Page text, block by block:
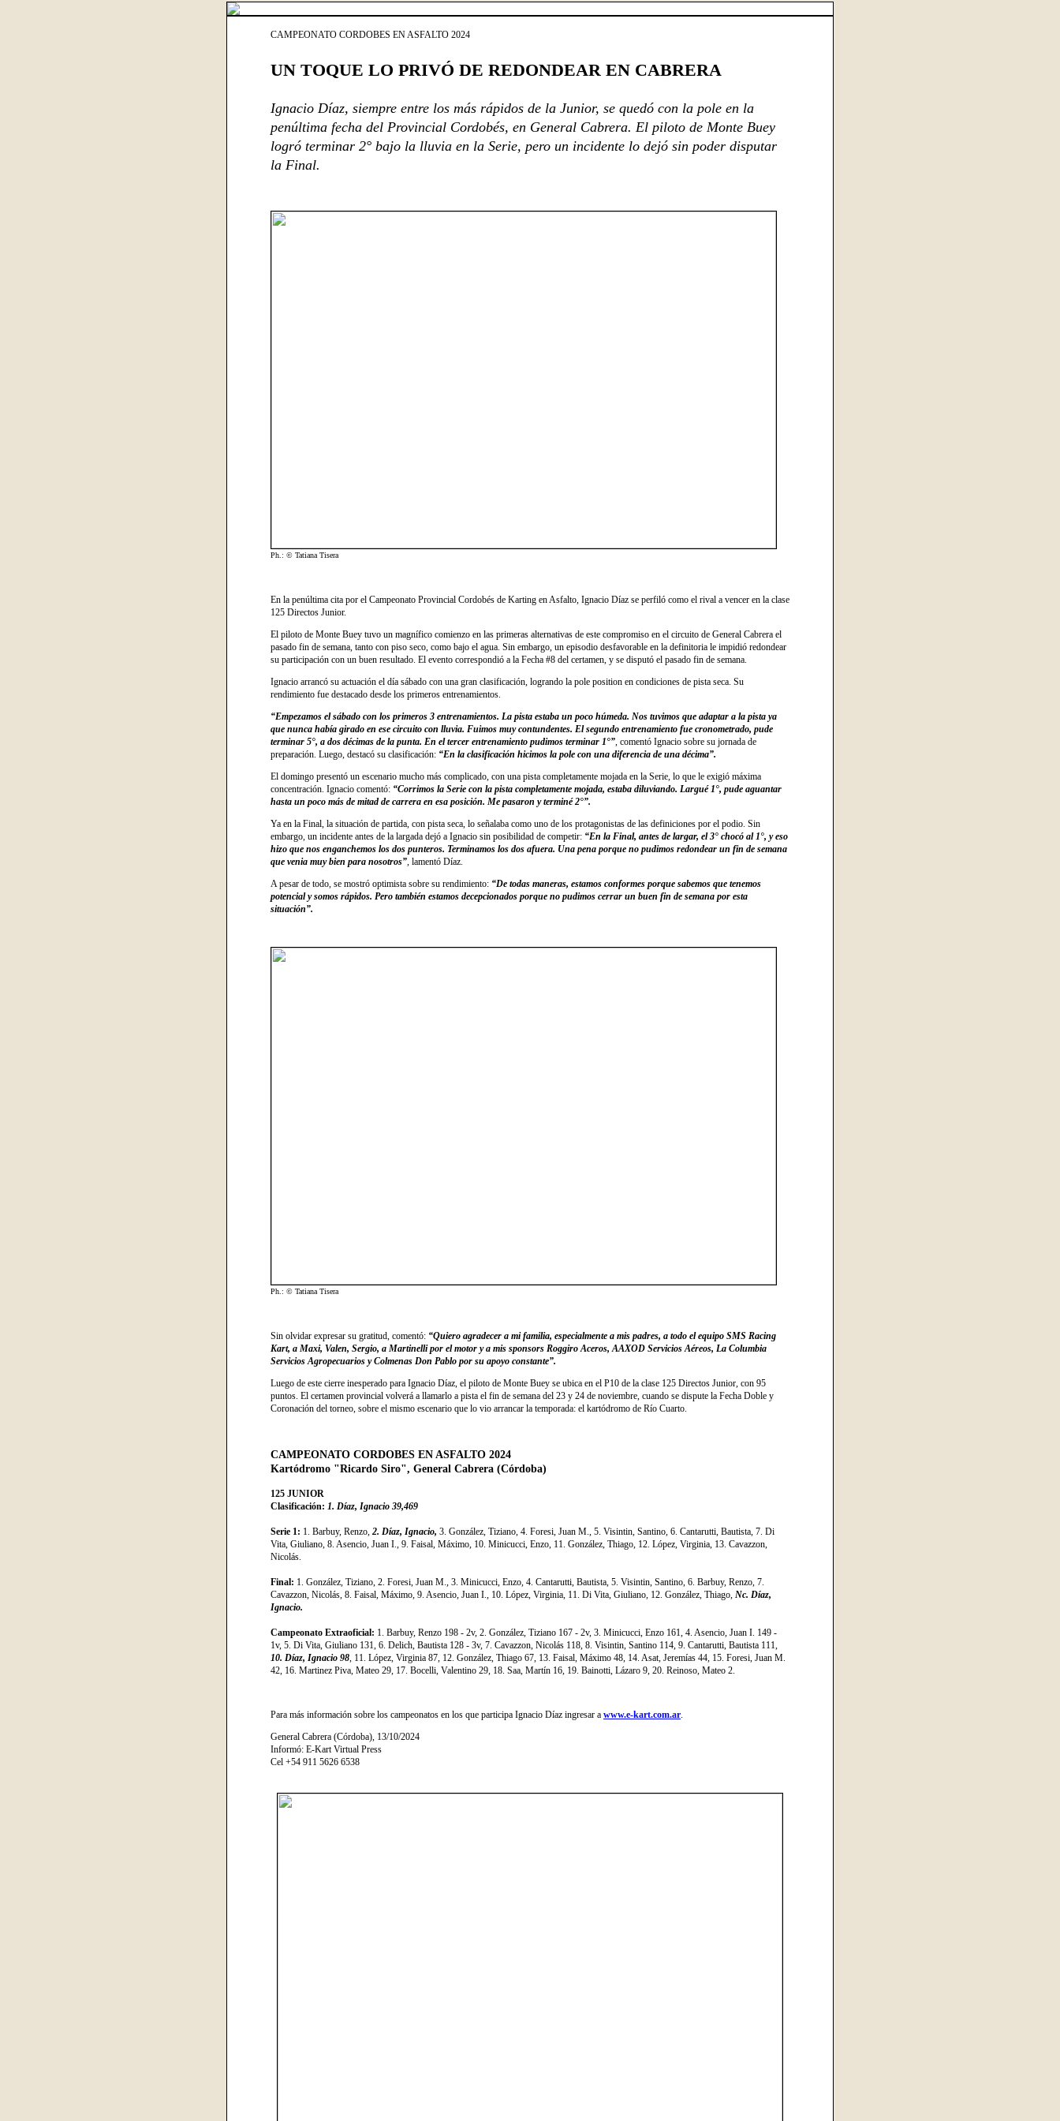
CAMPEONATO CORDOBES EN ASFALTO 2024
UN TOQUE LO PRIVÓ DE REDONDEAR EN CABRERA
Ignacio Díaz, siempre entre los más rápidos de la Junior, se quedó con la pole en la
penúltima fecha del Provincial Cordobés, en General Cabrera. El piloto de Monte Buey
logró terminar 2° bajo la lluvia en la Serie, pero un incidente lo dejó sin poder disputar
la Final.
Ph.: © Tatiana Tisera
En la penúltima cita por el Campeonato Provincial Cordobés de Karting en Asfalto, Ignacio Díaz se perfiló como el rival a vencer en la clase
125 Directos Junior.
El piloto de Monte Buey tuvo un magnífico comienzo en las primeras alternativas de este compromiso en el circuito de General Cabrera el
pasado fin de semana, tanto con piso seco, como bajo el agua. Sin embargo, un episodio desfavorable en la definitoria le impidió redondear
su participación con un buen resultado. El evento correspondió a la Fecha #8 del certamen, y se disputó el pasado fin de semana.
Ignacio arrancó su actuación el día sábado con una gran clasificación, logrando la pole position en condiciones de pista seca. Su
rendimiento fue destacado desde los primeros entrenamientos.
“Empezamos el sábado con los primeros 3 entrenamientos. La pista estaba un poco húmeda. Nos tuvimos que adaptar a la pista ya
que nunca había girado en ese circuito con lluvia. Fuimos muy contundentes. El segundo entrenamiento fue cronometrado, pude
terminar 5°, a dos décimas de la punta. En el tercer entrenamiento pudimos terminar 1°”, comentó Ignacio sobre su jornada de
preparación. Luego, destacó su clasificación: “En la clasificación hicimos la pole con una diferencia de una décima”.
El domingo presentó un escenario mucho más complicado, con una pista completamente mojada en la Serie, lo que le exigió máxima
concentración. Ignacio comentó: “Corrimos la Serie con la pista completamente mojada, estaba diluviando. Largué 1°, pude aguantar
hasta un poco más de mitad de carrera en esa posición. Me pasaron y terminé 2°”.
Ya en la Final, la situación de partida, con pista seca, lo señalaba como uno de los protagonistas de las definiciones por el podio. Sin
embargo, un incidente antes de la largada dejó a Ignacio sin posibilidad de competir: “En la Final, antes de largar, el 3° chocó al 1°, y eso
hizo que nos enganchemos los dos punteros. Terminamos los dos afuera. Una pena porque no pudimos redondear un fin de semana
que venia muy bien para nosotros”, lamentó Díaz.
A pesar de todo, se mostró optimista sobre su rendimiento: “De todas maneras, estamos conformes porque sabemos que tenemos
potencial y somos rápidos. Pero también estamos decepcionados porque no pudimos cerrar un buen fin de semana por esta
situación”.
Ph.: © Tatiana Tisera
Sin olvidar expresar su gratitud, comentó: “Quiero agradecer a mi familia, especialmente a mis padres, a todo el equipo SMS Racing
Kart, a Maxi, Valen, Sergio, a Martinelli por el motor y a mis sponsors Roggiro Aceros, AAXOD Servicios Aéreos, La Columbia
Servicios Agropecuarios y Colmenas Don Pablo por su apoyo constante”.
Luego de este cierre inesperado para Ignacio Díaz, el piloto de Monte Buey se ubica en el P10 de la clase 125 Directos Junior, con 95
puntos. El certamen provincial volverá a llamarlo a pista el fin de semana del 23 y 24 de noviembre, cuando se dispute la Fecha Doble y
Coronación del torneo, sobre el mismo escenario que lo vio arrancar la temporada: el kartódromo de Río Cuarto.
CAMPEONATO CORDOBES EN ASFALTO 2024
Kartódromo "Ricardo Siro", General Cabrera (Córdoba)
125 JUNIOR
Clasificación: 1. Díaz, Ignacio 39,469
Serie 1: 1. Barbuy, Renzo, 2. Díaz, Ignacio, 3. González, Tiziano, 4. Foresi, Juan M., 5. Visintin, Santino, 6. Cantarutti, Bautista, 7. Di
Vita, Giuliano, 8. Asencio, Juan I., 9. Faisal, Máximo, 10. Minicucci, Enzo, 11. González, Thiago, 12. López, Virginia, 13. Cavazzon,
Nicolás.
Final: 1. González, Tiziano, 2. Foresi, Juan M., 3. Minicucci, Enzo, 4. Cantarutti, Bautista, 5. Visintin, Santino, 6. Barbuy, Renzo, 7.
Cavazzon, Nicolás, 8. Faisal, Máximo, 9. Asencio, Juan I., 10. López, Virginia, 11. Di Vita, Giuliano, 12. González, Thiago, Nc. Díaz,
Ignacio.
Campeonato Extraoficial: 1. Barbuy, Renzo 198 - 2v, 2. González, Tiziano 167 - 2v, 3. Minicucci, Enzo 161, 4. Asencio, Juan I. 149 -
1v, 5. Di Vita, Giuliano 131, 6. Delich, Bautista 128 - 3v, 7. Cavazzon, Nicolás 118, 8. Visintin, Santino 114, 9. Cantarutti, Bautista 111,
10. Díaz, Ignacio 98, 11. López, Virginia 87, 12. González, Thiago 67, 13. Faisal, Máximo 48, 14. Asat, Jeremías 44, 15. Foresi, Juan M.
42, 16. Martinez Piva, Mateo 29, 17. Bocelli, Valentino 29, 18. Saa, Martín 16, 19. Bainotti, Lázaro 9, 20. Reinoso, Mateo 2.
Para más información sobre los campeonatos en los que participa Ignacio Díaz ingresar a www.e-kart.com.ar.
General Cabrera (Córdoba), 13/10/2024
Informó: E-Kart Virtual Press
Cel +54 911 5626 6538